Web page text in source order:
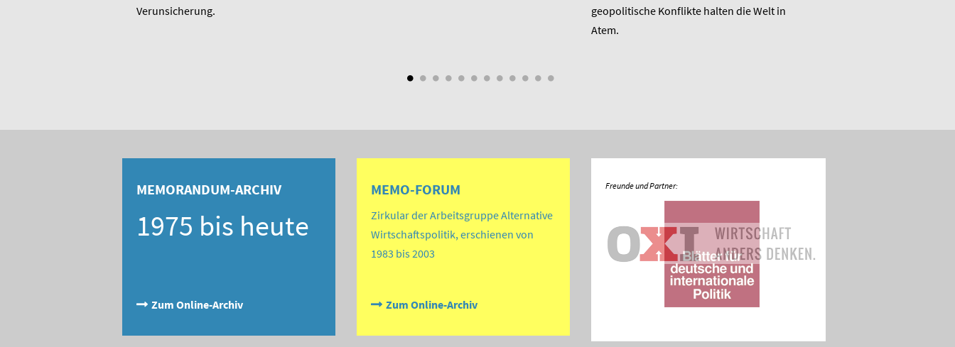
Verunsicherung.
geopolitische Konflikte halten die Welt in
Atem.
MEMORANDUM-ARCHIV
1975 bis heute
Zum Online-Archiv
MEMO-FORUM
Zirkular der Arbeitsgruppe Alternative
Wirtschaftspolitik, erschienen von
1983 bis 2003
Zum Online-Archiv